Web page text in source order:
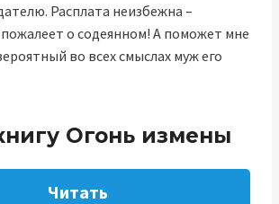
Расплата неизбежна –
о содеянном! А поможет мне
во всех смыслах муж его
Огонь измены
Читать